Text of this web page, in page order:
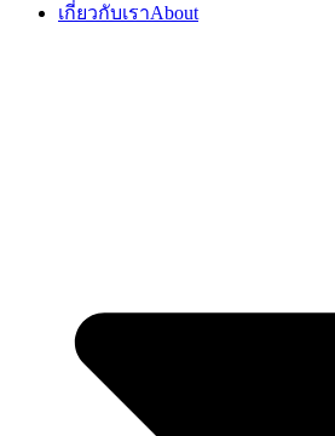
เกี่ยวกับเราAbout